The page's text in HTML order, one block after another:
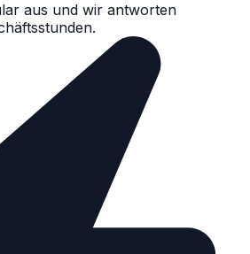
aus und wir antworten